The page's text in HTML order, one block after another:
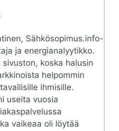
Sähkösopimus.info-
ja energianalyytikko.
koska halusin
helpommin
ihmisille.
useita vuosia
vaikeaa oli löytää